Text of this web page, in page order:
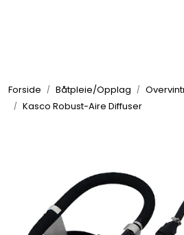
Forside Båtpleie/Opplag
Kasco Robust-Aire Diffuser
Elektrisk
Komfort
VVS